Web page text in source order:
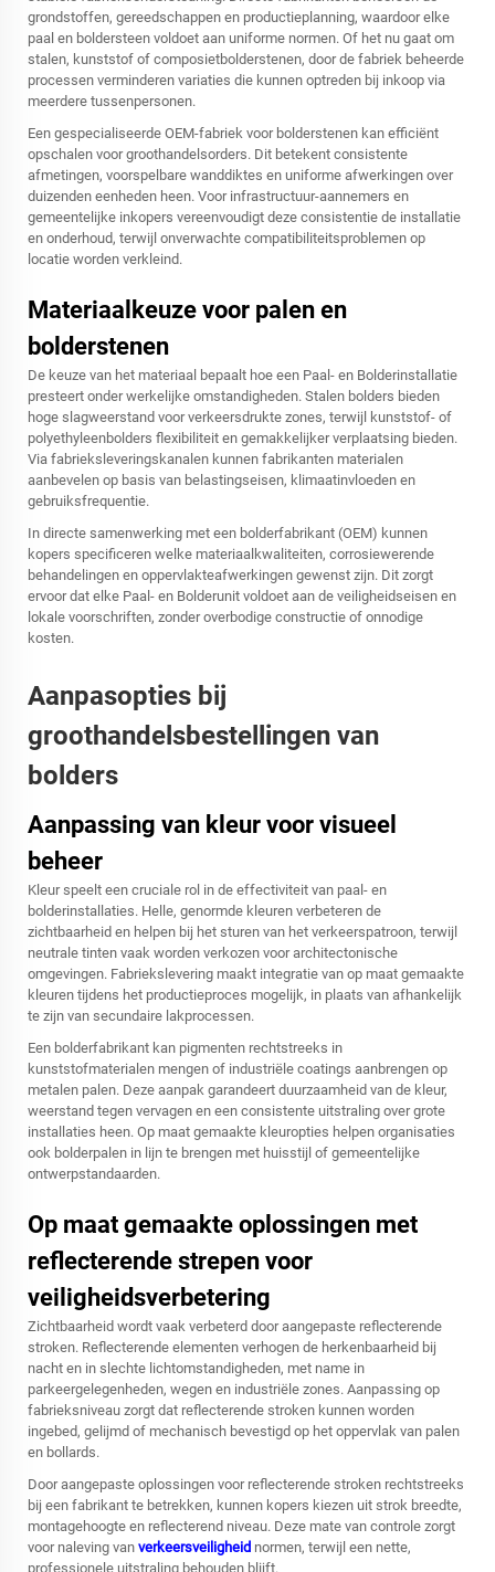
grondstoffen, gereedschappen en productieplanning, waardoor elke
paal en boldersteen voldoet aan uniforme normen. Of het nu gaat om
stalen, kunststof of composietbolderstenen, door de fabriek beheerde
processen verminderen variaties die kunnen optreden bij inkoop via
meerdere tussenpersonen.
Een gespecialiseerde OEM-fabriek voor bolderstenen kan efficiënt
opschalen voor groothandelsorders. Dit betekent consistente
afmetingen, voorspelbare wanddiktes en uniforme afwerkingen over
duizenden eenheden heen. Voor infrastructuur-aannemers en
gemeentelijke inkopers vereenvoudigt deze consistentie de installatie
en onderhoud, terwijl onverwachte compatibiliteitsproblemen op
locatie worden verkleind.
Materiaalkeuze voor palen en
bolderstenen
De keuze van het materiaal bepaalt hoe een Paal- en Bolderinstallatie
presteert onder werkelijke omstandigheden. Stalen bolders bieden
hoge slagweerstand voor verkeersdrukte zones, terwijl kunststof- of
polyethyleenbolders flexibiliteit en gemakkelijker verplaatsing bieden.
Via fabrieksleveringskanalen kunnen fabrikanten materialen
aanbevelen op basis van belastingseisen, klimaatinvloeden en
gebruiksfrequentie.
In directe samenwerking met een bolderfabrikant (OEM) kunnen
kopers specificeren welke materiaalkwaliteiten, corrosiewerende
behandelingen en oppervlakteafwerkingen gewenst zijn. Dit zorgt
ervoor dat elke Paal- en Bolderunit voldoet aan de veiligheidseisen en
lokale voorschriften, zonder overbodige constructie of onnodige
kosten.
Aanpasopties bij
groothandelsbestellingen van
bolders
Aanpassing van kleur voor visueel
beheer
Kleur speelt een cruciale rol in de effectiviteit van paal- en
bolderinstallaties. Helle, genormde kleuren verbeteren de
zichtbaarheid en helpen bij het sturen van het verkeerspatroon, terwijl
neutrale tinten vaak worden verkozen voor architectonische
omgevingen. Fabriekslevering maakt integratie van op maat gemaakte
kleuren tijdens het productieproces mogelijk, in plaats van afhankelijk
te zijn van secundaire lakprocessen.
Een bolderfabrikant kan pigmenten rechtstreeks in
kunststofmaterialen mengen of industriële coatings aanbrengen op
metalen palen. Deze aanpak garandeert duurzaamheid van de kleur,
weerstand tegen vervagen en een consistente uitstraling over grote
installaties heen. Op maat gemaakte kleuropties helpen organisaties
ook bolderpalen in lijn te brengen met huisstijl of gemeentelijke
ontwerpstandaarden.
Op maat gemaakte oplossingen met
reflecterende strepen voor
veiligheidsverbetering
Zichtbaarheid wordt vaak verbeterd door aangepaste reflecterende
stroken. Reflecterende elementen verhogen de herkenbaarheid bij
nacht en in slechte lichtomstandigheden, met name in
parkeergelegenheden, wegen en industriële zones. Aanpassing op
fabrieksniveau zorgt dat reflecterende stroken kunnen worden
ingebed, gelijmd of mechanisch bevestigd op het oppervlak van palen
en bollards.
Door aangepaste oplossingen voor reflecterende stroken rechtstreeks
bij een fabrikant te betrekken, kunnen kopers kiezen uit strok breedte,
montagehoogte en reflecterend niveau. Deze mate van controle zorgt
voor naleving van verkeersveiligheid normen, terwijl een nette,
professionele uitstraling behouden blijft.